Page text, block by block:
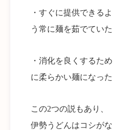
・すぐに提供できるよ
う常に麺を茹でていた
・消化を良くするため
に柔らかい麺になった
この2つの説もあり、
伊勢うどんはコシがな